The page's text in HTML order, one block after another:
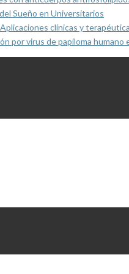
Sueño en Universitarios
clínicas y
por virus de papiloma